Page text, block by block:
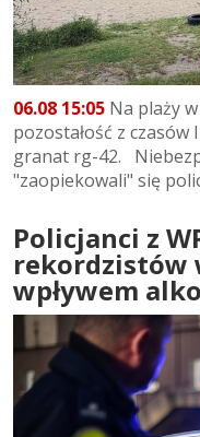
06.08 15:05 Na plaży
pozostałość z czasów
granat rg-42.
"zaopiekowali" się
Policjanci z
rekordzistów
wpływem